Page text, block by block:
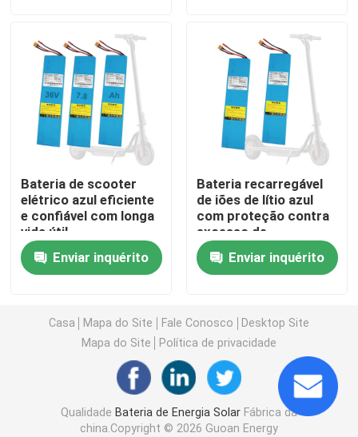
Bateria portátil para estação de energia
Energia da bateria da motocicleta
Bateria elétrica do "trotinette"
bateria de lítio do carrinho de golfe
Inversor doméstico de bateria de lítio
Bateria de lítio de alta tensão
armário de armazenamento da energia
Bateria de scooter
elétrico azul eficiente
e confiável com longa
vida útil
Enviar inquérito
Bateria recarregável
de iões de lítio azul
com proteção contra
excesso de
temperatura
Enviar inquérito
Casa Mapa do Site Fale Conosco
Desktop Site
Mapa do Site
Política de privacidade
Qualidade Bateria de Energia SolarFábrica da
china.Copyright © 2026 Guoan Energy